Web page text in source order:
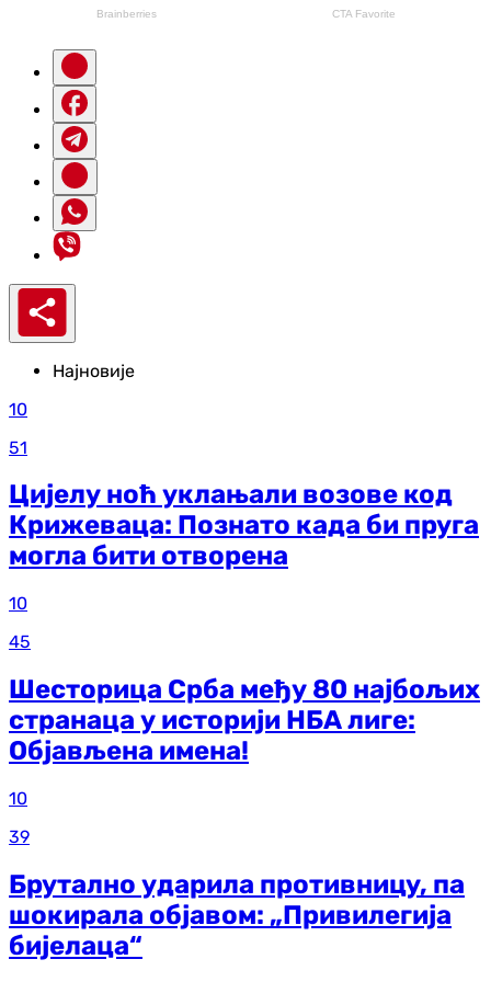
Најновије
10
51
Цијелу ноћ уклањали возове код
Крижеваца: Познато када би пруга
могла бити отворена
10
45
Шесторица Срба међу 80 најбољих
странаца у историји НБА лиге:
Објављена имена!
10
39
Брутално ударила противницу, па
шокирала објавом: „Привилегија
бијелаца“